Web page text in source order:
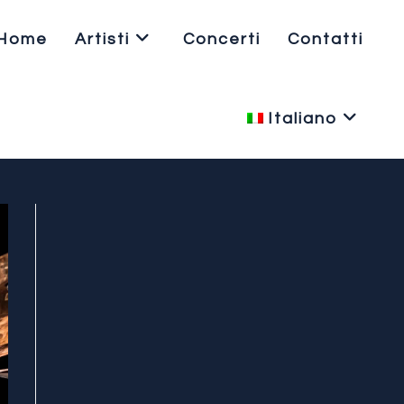
Artisti Concerti Contatti
Italiano